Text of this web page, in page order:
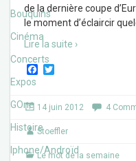
Bouquins
Cinéma
Concerts
Expos
GOne
Histoire
Iphone/Androïd
de la dernière coupe
le moment d’éclaircir
Lire la suite ›
F
e
b
o
o
k
t
t
r
14 juin 2012 4
Stoeffler
Le mot de la semaine